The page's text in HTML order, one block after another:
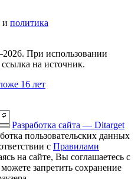
и политика
При использовании
ссылка на источник.
16 лет
Разработка сайта — Ditarget
пользовательских данных
с Правилами
на сайте, Вы соглашаетесь с
запретить сохранение